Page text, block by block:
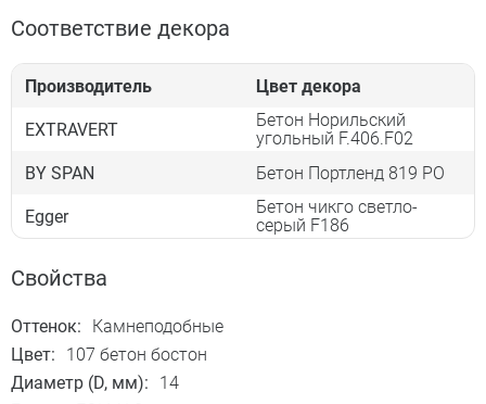
Соответствие декора
Производитель Цвет декора
EXTRAVERT
Бетон Норильский
угольный F.406.F02
BY SPAN
Бетон Портленд 819 PO
Egger
Бетон чикго светло-
серый F186
Свойства
Оттенок:
Камнеподобные
Цвет:
107 бетон бостон
Диаметр (D, мм):
14